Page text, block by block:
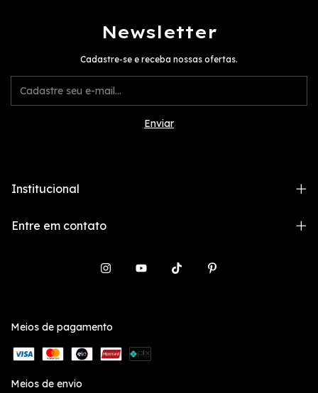
Newsletter
Cadastre-se e receba nossas ofertas.
Institucional
Entre em contato
Meios de pagamento
Meios de envio